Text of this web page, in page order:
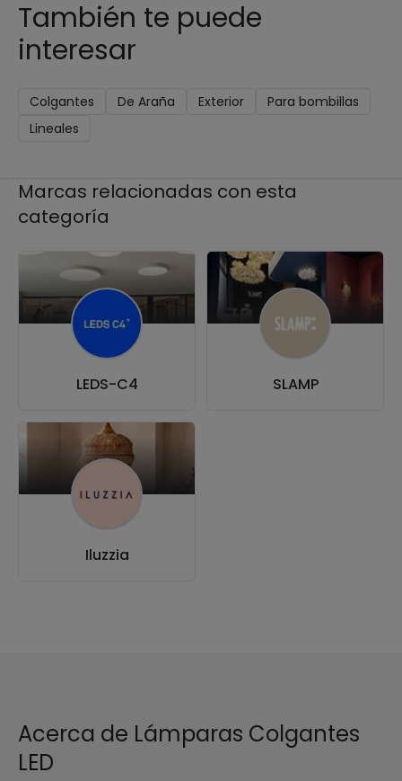
También te puede
interesar
Colgantes De Araña Exterior
Para bombillas
Lineales
Marcas relacionadas con esta
categoría
LEDS-C4 SLAMP
Iluzzia
Acerca de Lámparas Colgantes
LED